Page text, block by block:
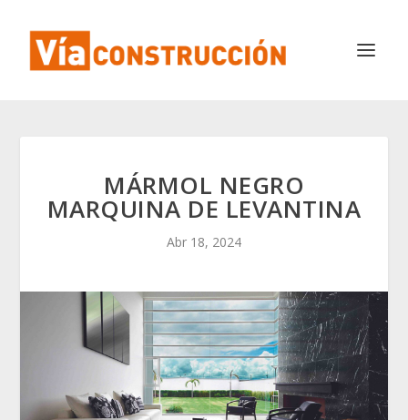
MÁRMOL NEGRO
MARQUINA DE LEVANTINA
Abr 18, 2024